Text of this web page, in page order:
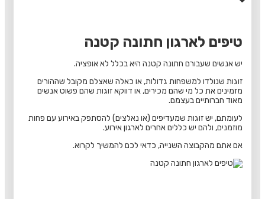
טיפים לארגון חתונה קטנה
יש אנשים שעבורם חתונה קטנה היא בכלל לא אופציה.
זוגות שנולדו למשפחות גדולות, או כאלה שאצלם מקובל שההורים
מזמינים את כל מי שהם מכירים, או דווקא זוגות שהם פשוט אנשים
מאוד חברותיים בעצמם.
לעומתם, יש זוגות שמעדיפים (או נאלצים) להסתפק באירוע עם פחות
מוזמנים, ולהם יש כללים אחרים לארגון אירוע.
אם אתם מהקבוצה השנייה, כדאי לכם להמשיך לקרוא.